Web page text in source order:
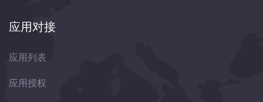
应用对接
应用列表
应用授权